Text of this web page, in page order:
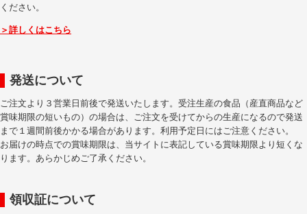
ください。
＞詳しくはこちら
発送について
ご注文より３営業日前後で発送いたします。受注生産の食品（産直商品など
賞味期限の短いもの）の場合は、ご注文を受けてからの生産になるので発送
まで１週間前後かかる場合があります。利用予定日にはご注意ください。
お届けの時点での賞味期限は、当サイトに表記している賞味期限より短くな
ります。あらかじめご了承ください。
領収証について